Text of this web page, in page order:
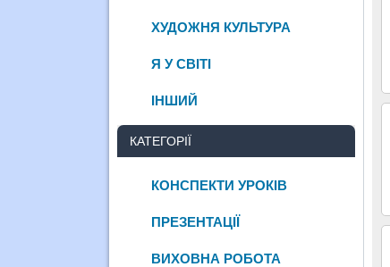
ХУДОЖНЯ КУЛЬТУРА
Я У СВІТІ
ІНШИЙ
КАТЕГОРІЇ
КОНСПЕКТИ УРОКІВ
ПРЕЗЕНТАЦІЇ
ВИХОВНА РОБОТА